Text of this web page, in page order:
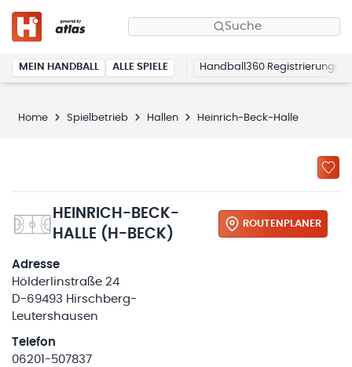
Suche
MEIN HANDBALL ALLE SPIELE Handball360 Registrierung
Home Spielbetrieb Hallen Heinrich-Beck-Halle
HEINRICH-BECK-
HALLE (H-BECK)
ROUTENPLANER
Adresse
Hölderlinstraße 24
D-69493 Hirschberg-
Leutershausen
Telefon
06201-507837